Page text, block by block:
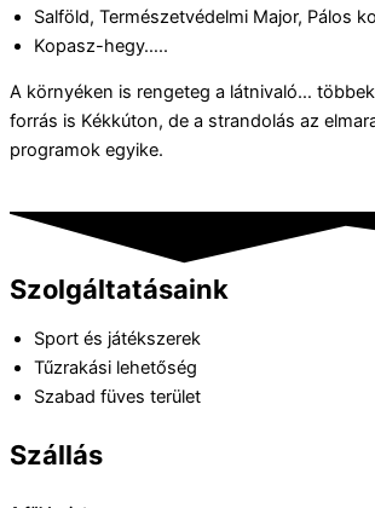
Salföld, Természetvédelmi Major, Pálos
Kopasz-hegy…..
A környéken is rengeteg a látnivaló…
forrás is Kékkúton, de a strandolás az
programok egyike.
Szolgáltatásaink
Sport és játékszerek
Tűzrakási lehetőség
Szabad füves terület
Szállás